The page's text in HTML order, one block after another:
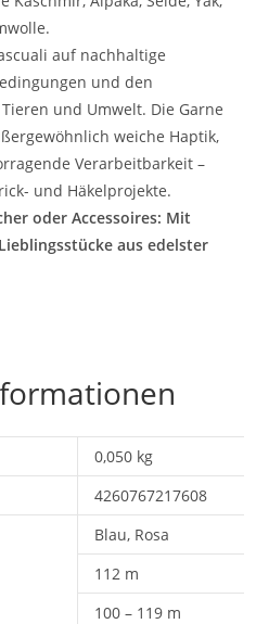
auf nachhaltige
und den
und Umwelt. Die Garne
weiche Haptik,
Verarbeitbarkeit –
und Häkelprojekte.
oder Accessoires: Mit
aus edelster
0,050 kg
4260767217608
Blau, Rosa
112 m
100 – 119 m